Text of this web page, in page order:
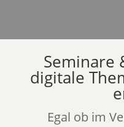
Seminare
digitale
Egal ob im